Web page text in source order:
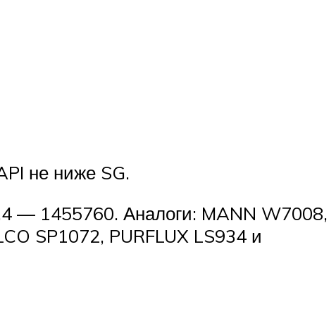
не ниже SG.
— 1455760. Аналоги: MANN W7008,
SP1072, PURFLUX LS934 и